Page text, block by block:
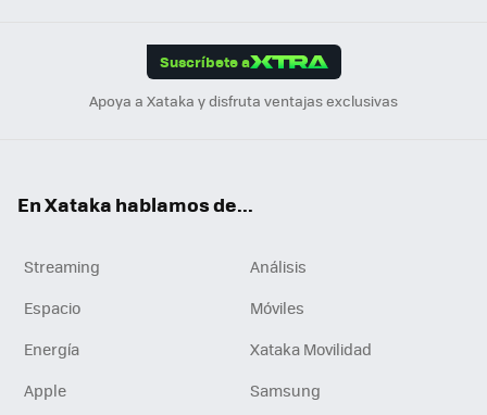
Suscríbete a
Apoya a Xataka y disfruta ventajas exclusivas
En Xataka hablamos de...
Streaming
Análisis
Espacio
Móviles
Energía
Xataka Movilidad
Apple
Samsung